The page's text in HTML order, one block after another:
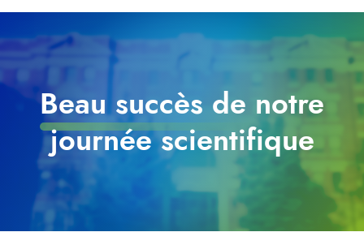
Beau succès de notre
journée scientifique